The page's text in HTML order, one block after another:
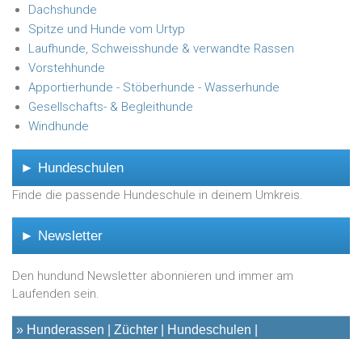
Dachshunde
Spitze und Hunde vom Urtyp
Laufhunde, Schweisshunde & verwandte Rassen
Vorstehhunde
Apportierhunde - Stöberhunde - Wasserhunde
Gesellschafts- & Begleithunde
Windhunde
► Hundeschulen
Finde die passende Hundeschule in deinem Umkreis.
► Newsletter
Den hundund Newsletter abonnieren und immer am
Laufenden sein.
» Hunderassen Züchter Hundeschulen